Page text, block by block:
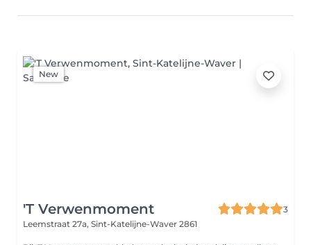
New
'T Verwenmoment
3
Leemstraat 27a, Sint-Katelijne-Waver 2861